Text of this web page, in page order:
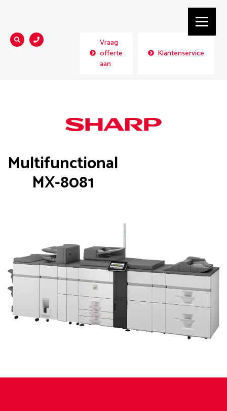
Zoeken...
Vraag
offerte
aan
Klantenservice
Multifunctional
MX-8081